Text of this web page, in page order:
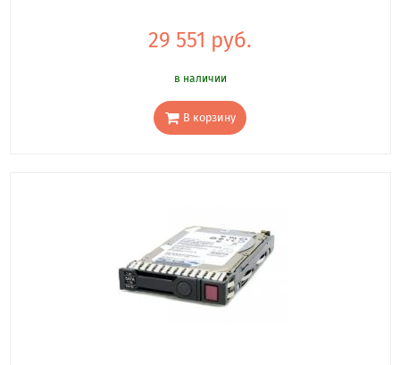
29 551 руб.
в наличии
В корзину